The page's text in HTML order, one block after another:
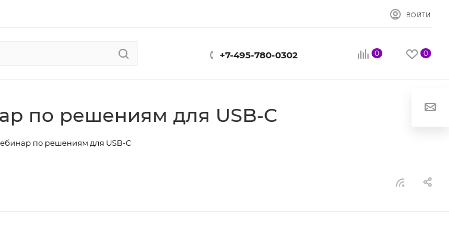
ВОЙТИ
+7-495-780-0302 0 0
по решениям для USB-C
по решениям для USB-C